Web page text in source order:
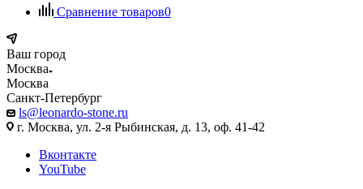
Сравнение товаров0
Ваш город
Москва
Москва
Санкт-Петербург
ls@leonardo-stone.ru
г. Москва, ул. 2-я Рыбинская, д. 13, оф. 41-42
Вконтакте
YouTube